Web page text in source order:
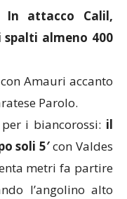
In attacco Calil,
spalti almeno 400
Amauri accanto
Parolo.
i biancorossi: il
soli 5′con Valdes
metri fa partire
l’angolino alto